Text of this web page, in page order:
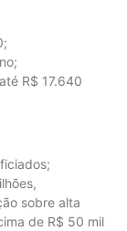
R$ 17.640
sobre alta
de R$ 50 mil